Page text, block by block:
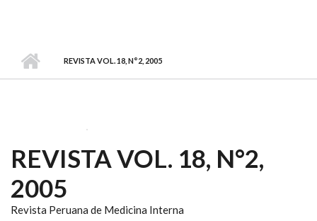
REVISTA VOL. 18, N°2, 2005
REVISTA VOL. 18, N°2,
2005
Revista Peruana de Medicina Interna